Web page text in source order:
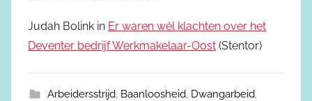
Judah Bolink in Er waren wél klachten over het
Deventer bedrijf Werkmakelaar-Oost (Stentor)
Arbeidersstrijd, Baanloosheid, Dwangarbeid,